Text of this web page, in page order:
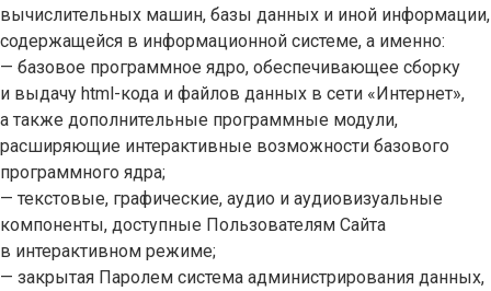
вычислительных машин, базы данных и иной информации,
содержащейся в информационной системе, а именно:
— базовое программное ядро, обеспечивающее сборку
и выдачу html-кода и файлов данных в сети «Интернет»,
а также дополнительные программные модули,
расширяющие интерактивные возможности базового
программного ядра;
— текстовые, графические, аудио и аудиовизуальные
компоненты, доступные Пользователям Сайта
в интерактивном режиме;
— закрытая Паролем система администрирования данных,